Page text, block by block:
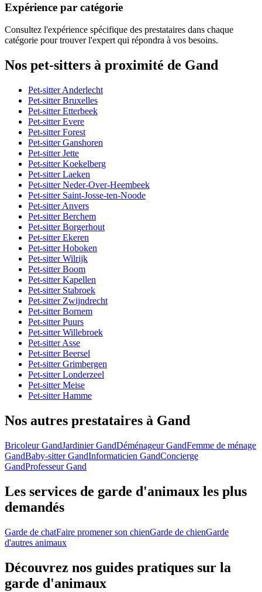
Expérience par catégorie
Consultez l'expérience spécifique des prestataires dans chaque
catégorie pour trouver l'expert qui répondra à vos besoins.
Nos pet-sitters à proximité de Gand
Pet-sitter Anderlecht
Pet-sitter Bruxelles
Pet-sitter Etterbeek
Pet-sitter Evere
Pet-sitter Forest
Pet-sitter Ganshoren
Pet-sitter Jette
Pet-sitter Koekelberg
Pet-sitter Laeken
Pet-sitter Neder-Over-Heembeek
Pet-sitter Saint-Josse-ten-Noode
Pet-sitter Anvers
Pet-sitter Berchem
Pet-sitter Borgerhout
Pet-sitter Ekeren
Pet-sitter Hoboken
Pet-sitter Wilrijk
Pet-sitter Boom
Pet-sitter Kapellen
Pet-sitter Stabroek
Pet-sitter Zwijndrecht
Pet-sitter Bornem
Pet-sitter Puurs
Pet-sitter Willebroek
Pet-sitter Asse
Pet-sitter Beersel
Pet-sitter Grimbergen
Pet-sitter Londerzeel
Pet-sitter Meise
Pet-sitter Hamme
Nos autres prestataires à Gand
Bricoleur GandJardinier GandDéménageur GandFemme de ménage
GandBaby-sitter GandInformaticien GandConcierge
GandProfesseur Gand
Les services de garde d'animaux les plus
demandés
Garde de chatFaire promener son chienGarde de chienGarde
d'autres animaux
Découvrez nos guides pratiques sur la
garde d'animaux